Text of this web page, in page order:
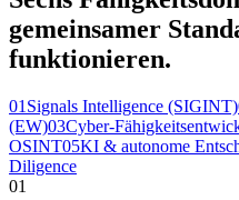
gemeinsamer
funktionieren.
01 Signals Intelligence (SIGINT)
(EW)03Cyber-
OSINT05KI & autonome
Diligence
01